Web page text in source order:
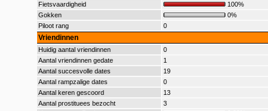
Fietsvaardigheid
100%
Gokken
0%
Piloot rang
0
Vriendinnen
Huidig aantal vriendinnen
0
Aantal vriendinnen gedate
1
Aantal succesvolle dates
19
Aantal rampzalige dates
0
Aantal keren gescoord
13
Aantal prostituees bezocht
3